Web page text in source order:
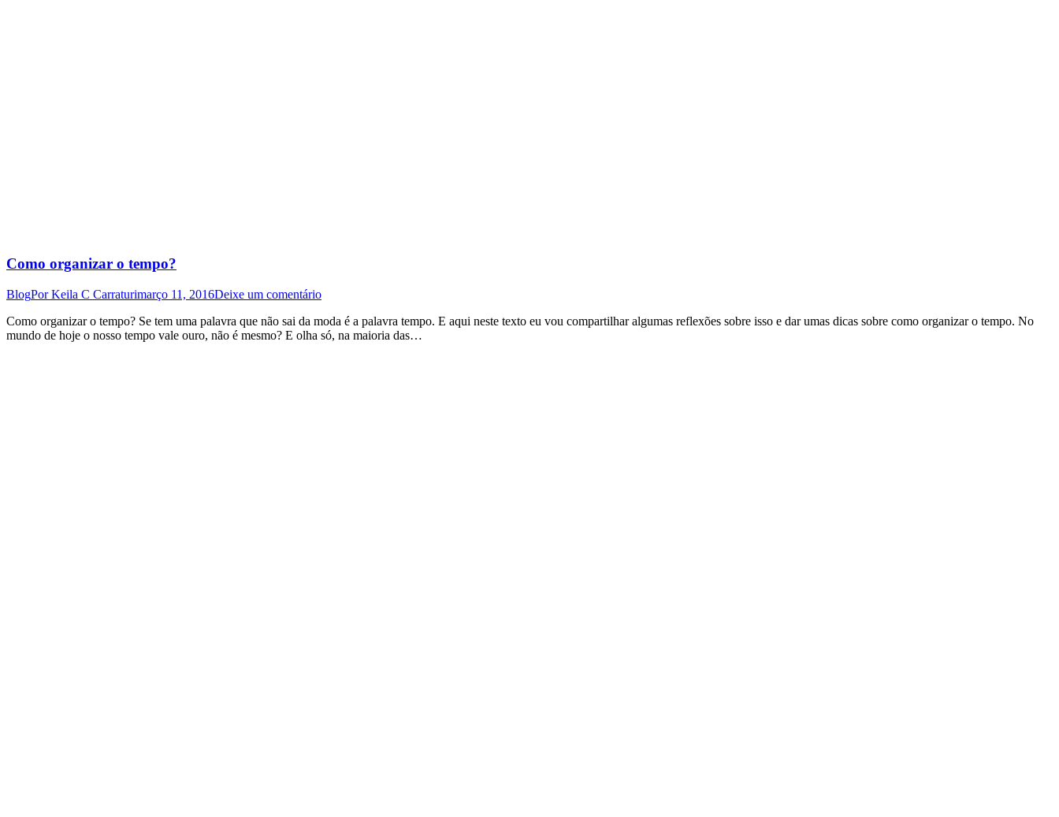
Como organizar o tempo?
BlogPorKeila C Carraturimarço 11, 2016Deixe um comentário
Como organizar o tempo? Se tem uma palavra que não sai da moda é a palavra tempo. E aqui neste texto eu vou compartilhar algumas reflexões sobre isso e dar umas dicas sobre como organizar o tempo. No
mundo de hoje o nosso tempo vale ouro, não é mesmo? E olha só, na maioria das…